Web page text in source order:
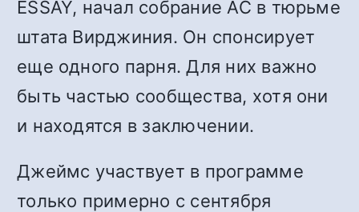
ESSAY, начал собрание АС в тюрьме
штата Вирджиния. Он спонсирует
еще одного парня. Для них важно
быть частью сообщества, хотя они
и находятся в заключении.
Джеймс участвует в программе
только примерно с сентября